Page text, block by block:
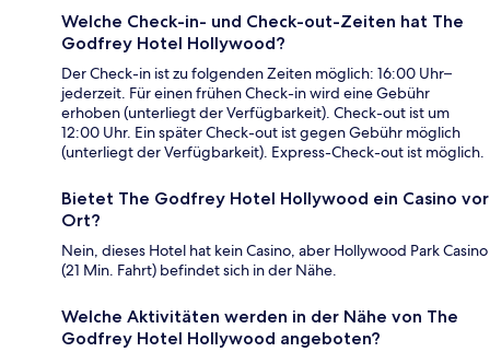
Welche Check-in- und Check-out-Zeiten hat The
Godfrey Hotel Hollywood?
Der Check-in ist zu folgenden Zeiten möglich: 16:00 Uhr–
jederzeit. Für einen frühen Check-in wird eine Gebühr
erhoben (unterliegt der Verfügbarkeit). Check-out ist um
12:00 Uhr. Ein später Check-out ist gegen Gebühr möglich
(unterliegt der Verfügbarkeit). Express-Check-out ist möglich.
Bietet The Godfrey Hotel Hollywood ein Casino vor
Ort?
Nein, dieses Hotel hat kein Casino, aber Hollywood Park Casino
(21 Min. Fahrt) befindet sich in der Nähe.
Welche Aktivitäten werden in der Nähe von The
Godfrey Hotel Hollywood angeboten?